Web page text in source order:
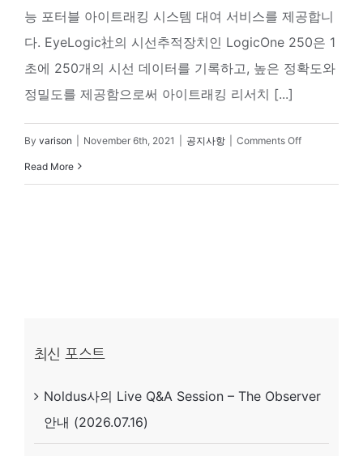
능 포터블 아이트래킹 시스템 대여 서비스를 제공합니
다. EyeLogic社의 시선추적장치인 LogicOne 250은 1
초에 250개의 시선 데이터를 기록하고, 높은 정확도와
정밀도를 제공함으로써 아이트래킹 리서치 [...]
By varison November 6th, 2021 공지사항 Comments Offon
템
Read More
최신 포스트
Noldus사의 Live Q&A Session – The Observer
안내 (2026.07.16)